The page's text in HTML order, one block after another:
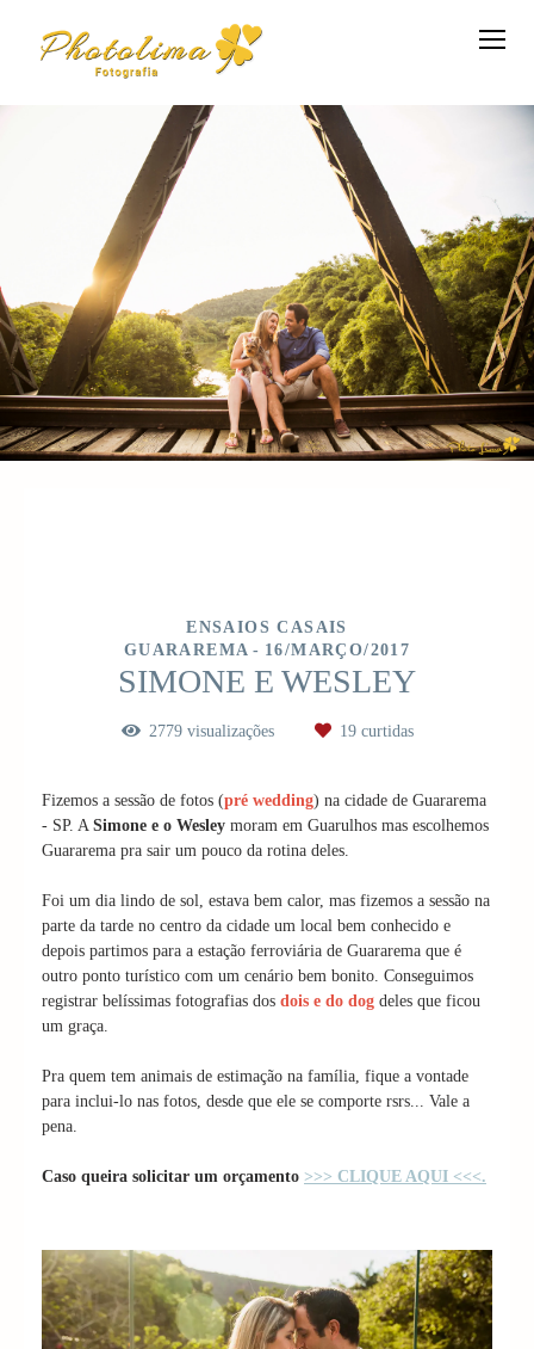
ENSAIOS CASAIS
GUARAREMA
16/MARÇO/2017
SIMONE E WESLEY
2779visualizações 19curtidas
Fizemos a sessão de fotos (pré wedding) na cidade de Guararema
- SP. A Simone e o Wesley moram em Guarulhos mas escolhemos
Guararema pra sair um pouco da rotina deles.
Foi um dia lindo de sol, estava bem calor, mas fizemos a sessão na
parte da tarde no centro da cidade um local bem conhecido e
depois partimos para a estação ferroviária de Guararema que é
outro ponto turístico com um cenário bem bonito. Conseguimos
registrar belíssimas fotografias dos dois e do dog deles que ficou
um graça.
Pra quem tem animais de estimação na família, fique a vontade
para inclui-lo nas fotos, desde que ele se comporte rsrs... Vale a
pena.
Caso queira solicitar um orçamento >>> CLIQUE AQUI <<<.